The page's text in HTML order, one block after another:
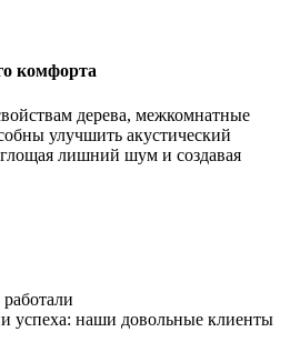
комфорта
дерева, межкомнатные
улучшить акустический
лишний шум и создавая
успеха: наши довольные клиенты